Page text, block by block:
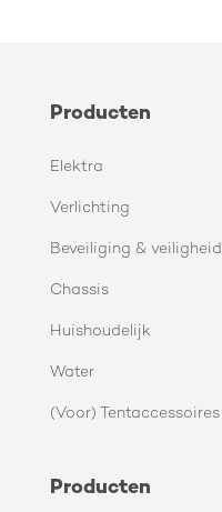
Producten
Elektra
Verlichting
Beveiliging & veiligheid
Chassis
Huishoudelijk
Water
(Voor) Tentaccessoires
Producten